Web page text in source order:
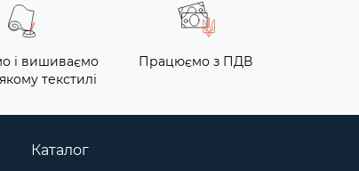
і вишиваємо
текстилі
Працюємо з ПДВ
Каталог